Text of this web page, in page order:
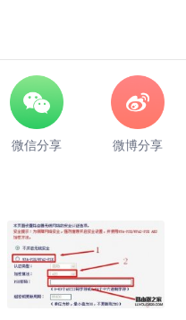
微信分享 微博分享